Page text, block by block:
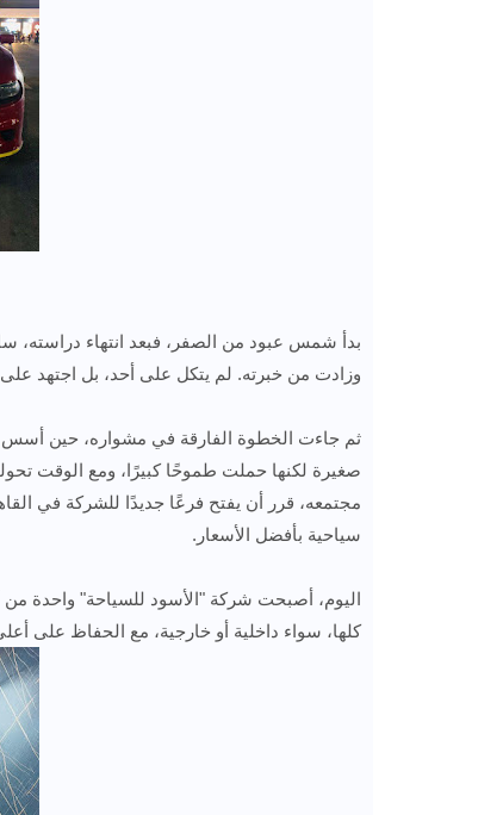
بدأ شمس عبود من الصفر، فبعد انتهاء
وزادت من خبرته. لم يتكل على أحد، بل اجتهد
صغيرة لكنها حملت طموحًا كبيرًا، ومع الوقت
مجتمعه، قرر أن يفتح فرعًا جديدًا للشركة في
سياحية بأفضل الأسعار.
اليوم، أصبحت شركة "الأسود للسياحة" واحدة
كلها، سواء داخلية أو خارجية، مع الحفاظ على